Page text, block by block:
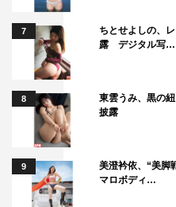
7
ちとせよしの、
露 デジタル写…
8
東雲うみ、黒の
披露
9
美澄衿依、“美脚
マロボディ…